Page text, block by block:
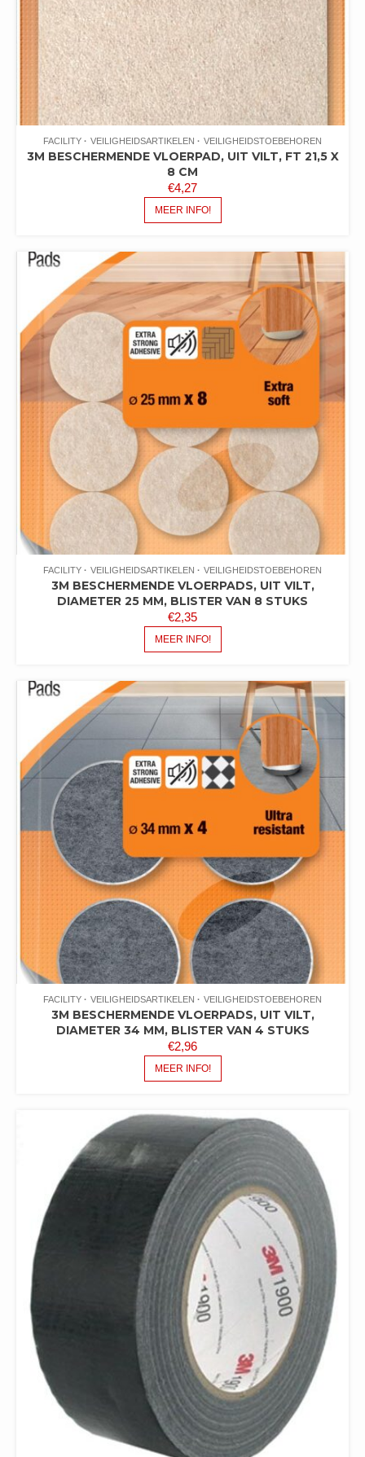
FACILITY VEILIGHEIDSARTIKELEN VEILIGHEIDSTOEBEHOREN
3M BESCHERMENDE VLOERPAD, UIT VILT, FT 21,5 X
8 CM
€4,27
MEER INFO!
FACILITY VEILIGHEIDSARTIKELEN VEILIGHEIDSTOEBEHOREN
3M BESCHERMENDE VLOERPADS, UIT VILT,
DIAMETER 25 MM, BLISTER VAN 8 STUKS
€2,35
MEER INFO!
FACILITY VEILIGHEIDSARTIKELEN VEILIGHEIDSTOEBEHOREN
3M BESCHERMENDE VLOERPADS, UIT VILT,
DIAMETER 34 MM, BLISTER VAN 4 STUKS
€2,96
MEER INFO!